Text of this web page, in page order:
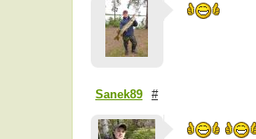
Sanek89 #